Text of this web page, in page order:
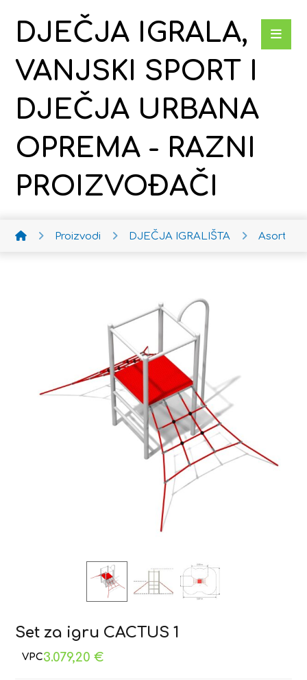
DJEČJA IGRALA,
VANJSKI SPORT I
DJEČJA URBANA
OPREMA - RAZNI
PROIZVOĐAČI
Proizvodi DJEČJA IGRALIŠTA
Set za igru CACTUS 1
3.079,20€